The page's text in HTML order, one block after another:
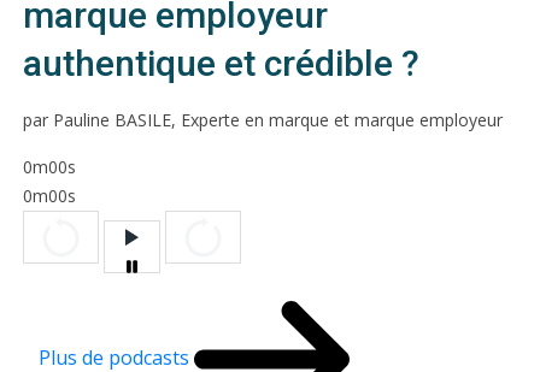
marque employeur
authentique et crédible ?
par Pauline BASILE, Experte en marque et marque employeur
0m00s
0m00s
Plus de podcasts